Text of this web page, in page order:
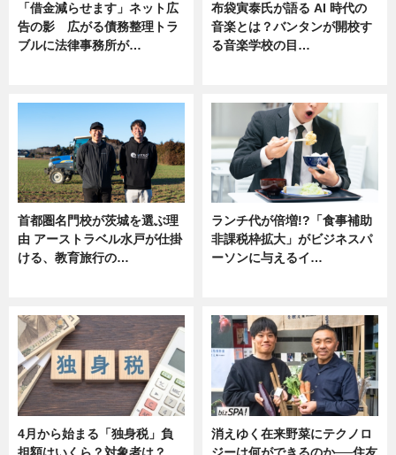
「借金減らせます」ネット広
告の影 広がる債務整理トラ
ブルに法律事務所が…
布袋寅泰氏が語る AI 時代の
音楽とは？バンタンが開校す
る音楽学校の目…
首都圏名門校が茨城を選ぶ理
由 アーストラベル水戸が仕掛
ける、教育旅行の…
ランチ代が倍増!?「食事補助
非課税枠拡大」がビジネスパ
ーソンに与えるイ…
4月から始まる「独身税」負
消えゆく在来野菜にテクノロ